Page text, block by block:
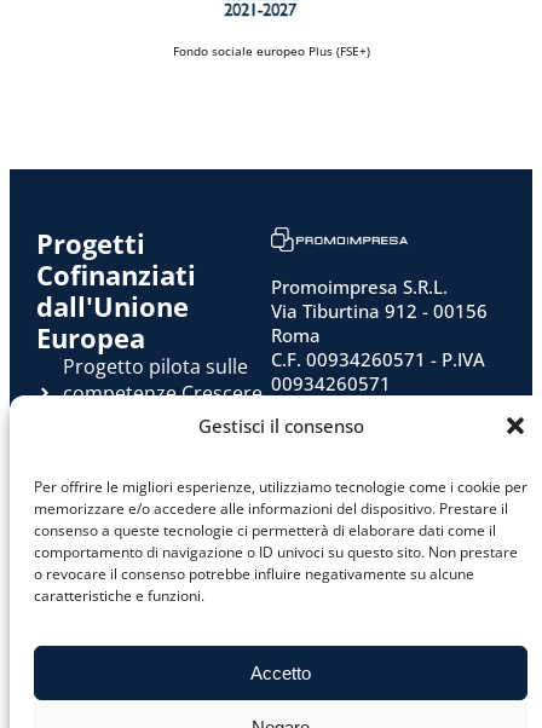
Gestisci il consenso
Per offrire le migliori esperienze, utilizziamo tecnologie come i cookie per
memorizzare e/o accedere alle informazioni del dispositivo. Prestare il
consenso a queste tecnologie ci permetterà di elaborare dati come il
comportamento di navigazione o ID univoci su questo sito. Non prestare
o revocare il consenso potrebbe influire negativamente su alcune
caratteristiche e funzioni.
Accetto
Fondo sociale europeo Plus (FSE+)
Promoimpresa S.R.L.
Via Tiburtina 912 - 00156
Roma
C.F. 00934260571 - P.IVA
00934260571
info@promoimpresa.it
promoimpresa@legalmail.it
Ufficio Iscrizione Registro
Imprese: Roma
REA : RM -1088623
Capitale a bilancio: €
Progetti
Cofinanziati
dall'Unione
Europea
Progetto pilota sulle
competenze Crescere
Green - II edizione
Cookie Policy